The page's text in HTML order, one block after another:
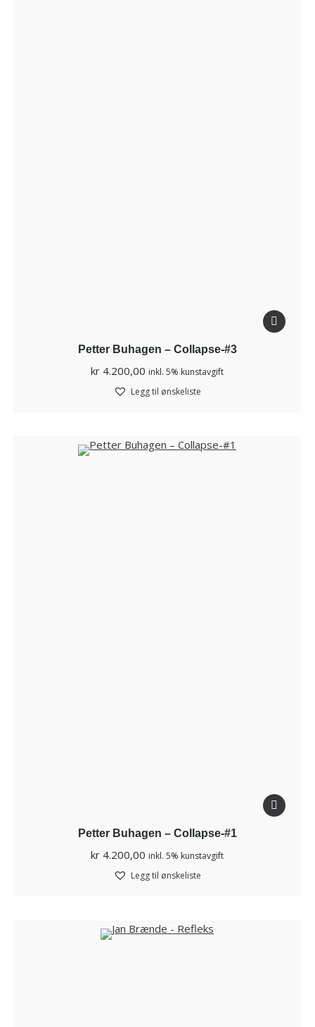
Petter Buhagen – Collapse-#3
kr 4.200,00 inkl. 5% kunstavgift
Legg til ønskeliste
Petter Buhagen – Collapse-#1
kr 4.200,00 inkl. 5% kunstavgift
Legg til ønskeliste